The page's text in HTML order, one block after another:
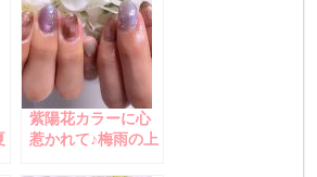
紫陽花カラーに心
惹かれて♪梅雨の上